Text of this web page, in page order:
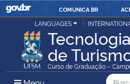
IR
PARA
O
COMUNICA BR
Ministério da Justiça e Segurança Pública
Ministério da Defesa
LANGUAGES
de
Curso de Graduação –
Menu Principal do